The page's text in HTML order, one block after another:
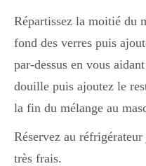
Répartissez la moitié du
fond des verres puis
par-dessus en vous
douille puis ajoutez le
la fin du mélange au
Réservez au
très frais.